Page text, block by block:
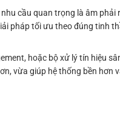
cầu quan trọng là âm phải
pháp tối ưu theo đúng tinh
hoặc bộ xử lý tín hiệu
vừa giúp hệ thống bền hơn